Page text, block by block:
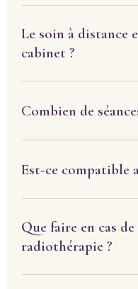
Le soin à distance
cabinet ?
Combien de
Est-ce compatible
Que faire en cas
radiothérapie ?